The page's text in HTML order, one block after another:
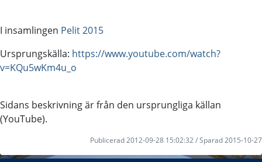
I insamlingen Pelit 2015
Ursprungskälla: https://www.youtube.com/watch?
v=KQu5wKm4u_o
Sidans beskrivning är från den ursprungliga källan
(YouTube).
Publicerad 2012-09-28 15:02:32 / Sparad 2015-10-27